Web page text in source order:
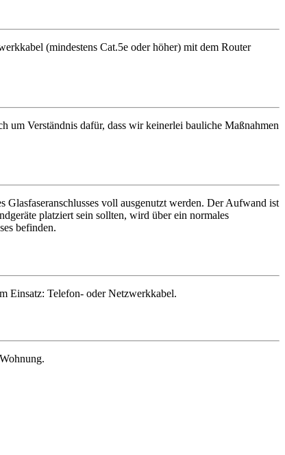
(mindestens Cat.5e oder höher) mit dem Router
Verständnis dafür, dass wir keinerlei bauliche Maßnahmen
voll ausgenutzt werden. Der Aufwand ist
platziert sein sollten, wird über ein normales
befinden.
Einsatz: Telefon- oder Netzwerkkabel.